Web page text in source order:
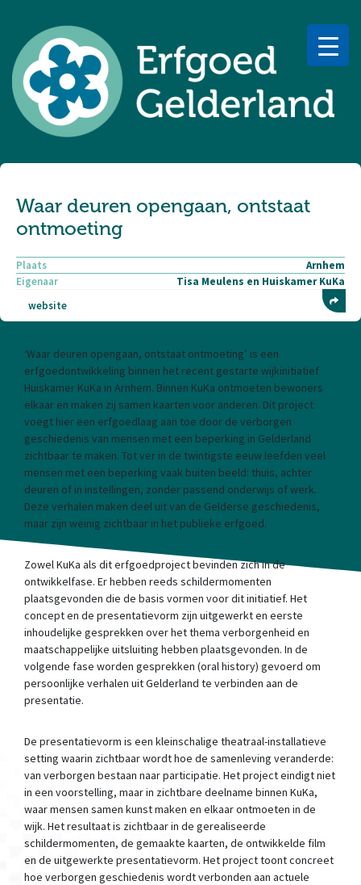
Waar deuren opengaan, ontstaat
ontmoeting
Plaats
Arnhem
Eigenaar
Tisa Meulens en Huiskamer KuKa
website
‘Waar deuren opengaan, ontstaat ontmoeting’ is een
erfgoedontwikkeling binnen het recent gestarte wijkinitiatief
Huiskamer KuKa in Arnhem. Binnen KuKa ontmoeten bewoners
elkaar en maken zij samen kaarten voor anderen. Dit project
voegt hier een erfgoedlaag aan toe door de verborgen
geschiedenis van mensen met een beperking in Gelderland
zichtbaar te maken. Tot ver in de twintigste eeuw leefden veel
mensen met een beperking vaak buiten beeld: thuis, achter
deuren of in instellingen, zonder passend onderwijs of werk.
Deze verhalen maken deel uit van de Gelderse geschiedenis,
maar zijn weinig zichtbaar in het publieke erfgoed.
Zowel KuKa als dit erfgoedproject bevinden zich in de
ontwikkelfase. Er hebben reeds schildermomenten
plaatsgevonden die de basis vormen voor dit initiatief. Het
concept en de presentatievorm zijn uitgewerkt en eerste
inhoudelijke gesprekken over het thema verborgenheid en
maatschappelijke uitsluiting hebben plaatsgevonden. In de
volgende fase worden gesprekken (oral history) gevoerd om
persoonlijke verhalen uit Gelderland te verbinden aan de
presentatie.
De presentatievorm is een kleinschalige theatraal-installatieve
setting waarin zichtbaar wordt hoe de samenleving veranderde:
van verborgen bestaan naar participatie. Het project eindigt niet
in een voorstelling, maar in zichtbare deelname binnen KuKa,
waar mensen samen kunst maken en elkaar ontmoeten in de
wijk. Het resultaat is zichtbaar in de gerealiseerde
schildermomenten, de gemaakte kaarten, de ontwikkelde film
en de uitgewerkte presentatievorm. Het project toont concreet
hoe verborgen geschiedenis wordt verbonden aan actuele